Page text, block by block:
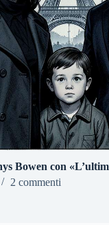
Bowen con
2 commenti